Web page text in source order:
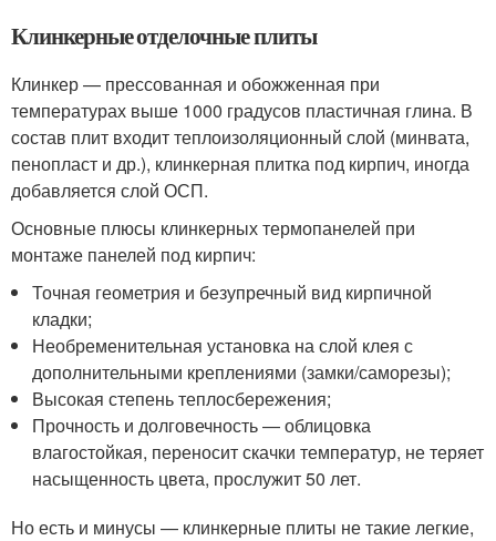
Клинкерные отделочные плиты
Клинкер — прессованная и обожженная при
температурах выше 1000 градусов пластичная глина. В
состав плит входит теплоизоляционный слой (минвата,
пенопласт и др.), клинкерная плитка под кирпич, иногда
добавляется слой ОСП.
Основные плюсы клинкерных термопанелей при
монтаже панелей под кирпич:
Точная геометрия и безупречный вид кирпичной
кладки;
Необременительная установка на слой клея с
дополнительными креплениями (замки/саморезы);
Высокая степень теплосбережения;
Прочность и долговечность — облицовка
влагостойкая, переносит скачки температур, не теряет
насыщенность цвета, прослужит 50 лет.
Но есть и минусы — клинкерные плиты не такие легкие,